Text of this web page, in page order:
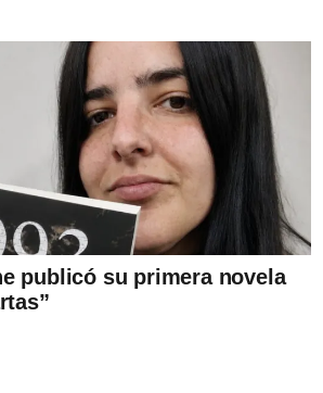
publicó su primera novela